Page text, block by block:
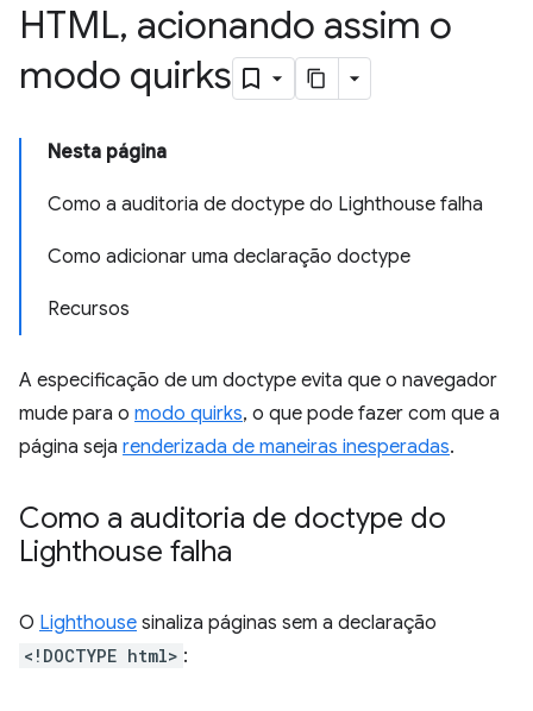
HTML, acionando assim o
modo quirks
Nesta página
Como a auditoria de doctype do Lighthouse falha
Como adicionar uma declaração doctype
Recursos
A especificação de um doctype evita que o navegador
mude para o modo quirks, o que pode fazer com que a
página seja renderizada de maneiras inesperadas.
Como a auditoria de doctype do
Lighthouse falha
O Lighthouse sinaliza páginas sem a declaração
<!DOCTYPE html> :